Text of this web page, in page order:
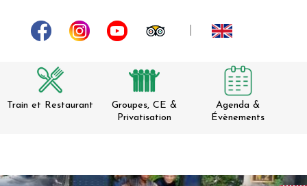
Train et Restaurant
Groupes, CE &
Privatisation
Agenda &
Évènements